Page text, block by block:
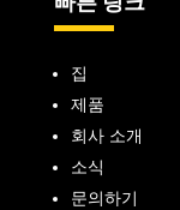
집
제품
회사 소개
소식
문의하기